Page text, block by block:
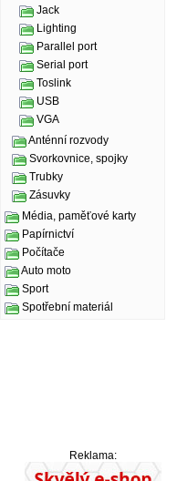
Jack
Lighting
Parallel port
Serial port
Toslink
USB
VGA
Anténní rozvody
Svorkovnice, spojky
Trubky
Zásuvky
Média, paměťové karty
Papírnictví
Počítače
Auto moto
Sport
Spotřební materiál
Reklama: